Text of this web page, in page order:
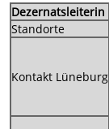
Dezernatsleiterin
Standorte
Kontakt Lüneburg